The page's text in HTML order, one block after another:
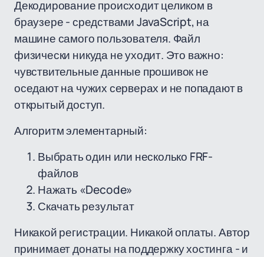
Декодирование происходит целиком в
браузере - средствами JavaScript, на
машине самого пользователя. Файл
физически никуда не уходит. Это важно:
чувствительные данные прошивок не
оседают на чужих серверах и не попадают в
открытый доступ.
Алгоритм элементарный:
Выбрать один или несколько FRF-
файлов
Нажать «Decode»
Скачать результат
Никакой регистрации. Никакой оплаты. Автор
принимает донаты на поддержку хостинга - и